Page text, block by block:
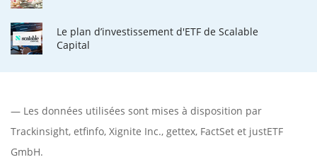
Le plan d’investissement d'ETF de Scalable
Capital
— Les données utilisées sont mises à disposition par
Trackinsight, etfinfo, Xignite Inc., gettex, FactSet et justETF
GmbH.